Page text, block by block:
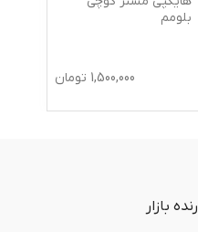
بلومم
1,500,000 تومان
رنده بازار